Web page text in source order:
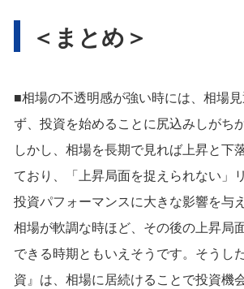
＜まとめ＞
■相場の不透明感が強い時には、相場
ず、投資を始めることに尻込みしがち
しかし、相場を長期で見れば上昇と下
ており、「上昇局面を捉えられない」
投資パフォーマンスに大きな影響を与
相場が軟調な時ほど、その後の上昇局
できる時期ともいえそうです。そうし
資』は、相場に居続けることで投資機